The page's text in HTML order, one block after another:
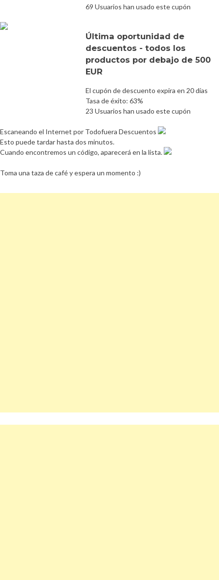
69 Usuarios han usado este cupón
Última oportunidad de
descuentos - todos los
productos por debajo de 500
EUR
El cupón de descuento expira en 20 días
Tasa de éxito: 63%
23 Usuarios han usado este cupón
Escaneando el Internet por Todofuera Descuentos
Esto puede tardar hasta dos minutos.
Cuando encontremos un código, aparecerá en la lista.
Toma una taza de café y espera un momento :)